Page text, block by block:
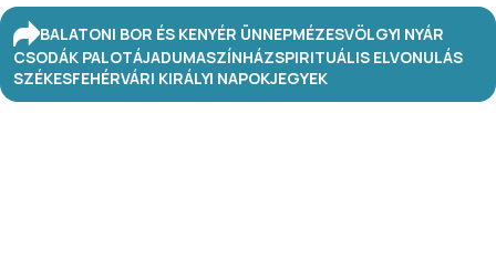
BALATONI BOR ÉS KENYÉR ÜNNEPMÉZESVÖLGYI NYÁR
CSODÁK PALOTÁJADUMASZÍNHÁZSPIRITUÁLIS ELVONULÁS
SZÉKESFEHÉRVÁRI KIRÁLYI NAPOKJEGYEK